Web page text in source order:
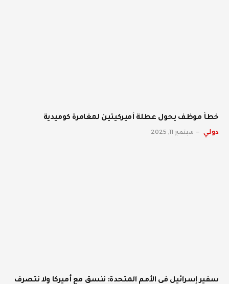
خطأ موظف يحول عطلة أميركيتين لمغامرة كوميدية
دولي سبتمبر 11, 2025
سفير إسرائيل في الأمم المتحدة: ننسق مع أميركا ولا نتصرف